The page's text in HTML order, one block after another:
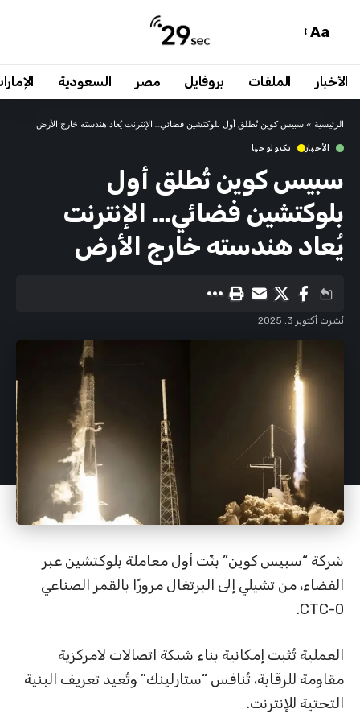
Aa
الأخبار الملفات بروفايل مصر السعودية
الرئيسية » سبيس كوين تُطلق أول بلوكتشين فضائي… الإنترنت يُعاد هندسته خارج الأرض
الأخبار تكنولوجيا
سبيس كوين تُطلق أول
بلوكتشين فضائي… الإنترنت
يُعاد هندسته خارج الأرض
نُشرت أكتوبر 3, 2025
شركة “سبيس كوين” بثّت أول معاملة بلوكتشين عبر
الفضاء، من تشيلي إلى البرتغال مرورًا بالقمر الصناعي
CTC-0.
العملية تُثبت إمكانية بناء شبكة اتصالات لامركزية
مقاومة للرقابة، تُنافس “ستارلينك” وتُعيد تعريف البنية
التحتية للإنترنت.